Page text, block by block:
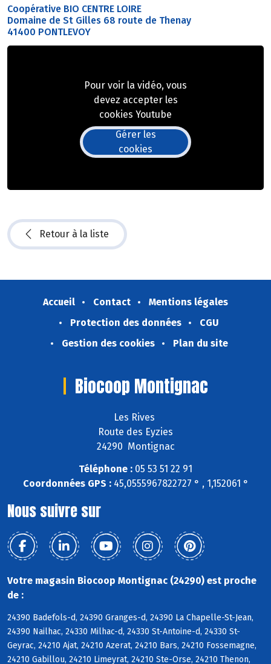
Coopérative BIO CENTRE LOIRE
Domaine de St Gilles 68 route de Thenay
41400 PONTLEVOY
Pour voir la vidéo, vous
devez accepter les
cookies Youtube
Gérer les
cookies
Retour à la liste
Accueil Contact
Mentions légales
Protection des données
CGU
Gestion des cookies
Plan du site
Biocoop Montignac
Les Rives
Route des Eyzies
24290 Montignac
Téléphone : 05 53 51 22 91
Coordonnées GPS :45,0555967822727 ° , 1,152061 °
Nous suivre sur
Votre magasin Biocoop Montignac (24290) est proche
de :
24390 Badefols-d, 24390 Granges-d, 24390 La Chapelle-St-Jean,
24390 Nailhac, 24330 Milhac-d, 24330 St-Antoine-d, 24330 St-
Geyrac, 24210 Ajat, 24210 Azerat, 24210 Bars, 24210 Fossemagne,
24210 Gabillou, 24210 Limeyrat, 24210 Ste-Orse, 24210 Thenon,